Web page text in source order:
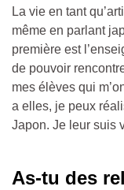
La vie en tant
même en parlant
première est
de pouvoir
mes élèves qui
a elles, je peux
Japon. Je leur suis
As-tu des